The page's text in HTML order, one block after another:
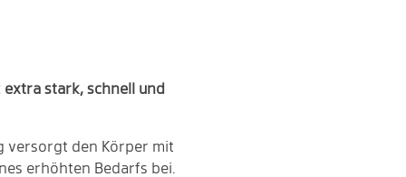
stark, schnell und
versorgt den Körper mit
erhöhten Bedarfs bei.
100 %